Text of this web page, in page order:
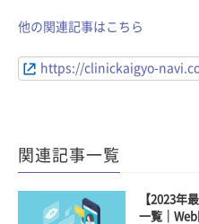
他の関連記事はこちら
https://clinickaigyo-
関連記事一覧
【2023年
一覧｜